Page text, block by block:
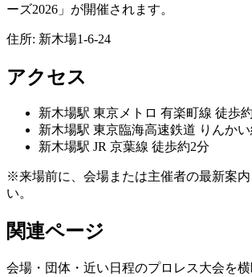
ーズ2026」が開催されます。
住所: 新木場1-6-24
アクセス
新木場駅 東京メトロ 有楽町線 徒歩
新木場駅 東京臨海高速鉄道 りんか
新木場駅 JR 京葉線 徒歩約2分
※来場前に、会場または主催者の最新案内
い。
関連ページ
会場・団体・近い日程のプロレス大会を